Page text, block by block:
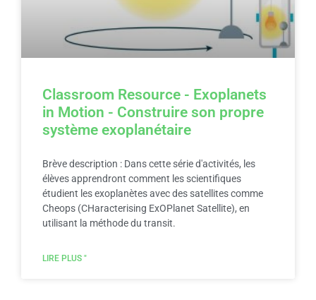
Classroom Resource - Exoplanets
in Motion - Construire son propre
système exoplanétaire
Brève description : Dans cette série d'activités, les
élèves apprendront comment les scientifiques
étudient les exoplanètes avec des satellites comme
Cheops (CHaracterising ExOPlanet Satellite), en
utilisant la méthode du transit.
LIRE PLUS "